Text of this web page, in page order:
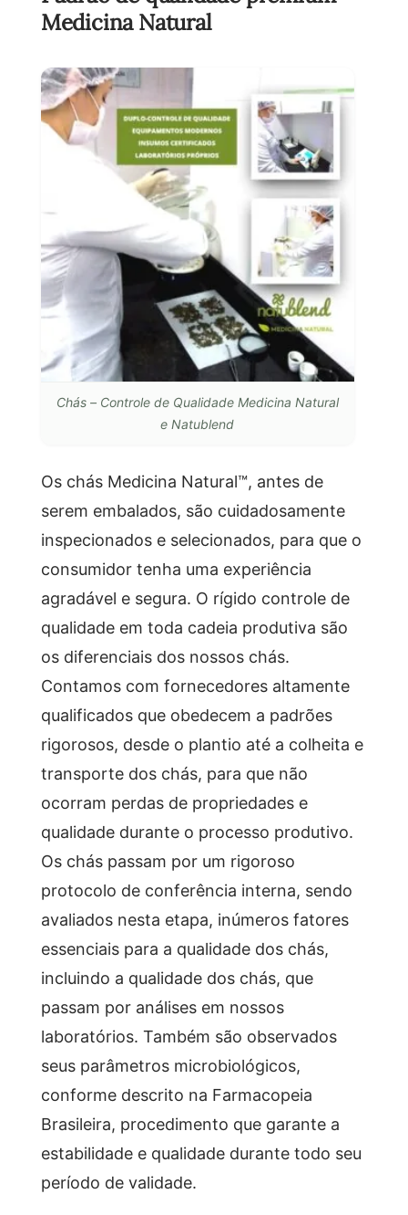
Medicina Natural
Chás – Controle de Qualidade Medicina Natural
e Natublend
Os chás Medicina Natural™, antes de
serem embalados, são cuidadosamente
inspecionados e selecionados, para que o
consumidor tenha uma experiência
agradável e segura. O rígido controle de
qualidade em toda cadeia produtiva são
os diferenciais dos nossos chás.
Contamos com fornecedores altamente
qualificados que obedecem a padrões
rigorosos, desde o plantio até a colheita e
transporte dos chás, para que não
ocorram perdas de propriedades e
qualidade durante o processo produtivo.
Os chás passam por um rigoroso
protocolo de conferência interna, sendo
avaliados nesta etapa, inúmeros fatores
essenciais para a qualidade dos chás,
incluindo a qualidade dos chás, que
passam por análises em nossos
laboratórios. Também são observados
seus parâmetros microbiológicos,
conforme descrito na Farmacopeia
Brasileira, procedimento que garante a
estabilidade e qualidade durante todo seu
período de validade.